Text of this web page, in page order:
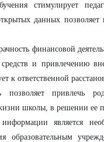
стимулирует
данных позволяет
финансовой
и привлечению
к ответственной
позволяет привлечь
школы, в решении ее
является
образовательным